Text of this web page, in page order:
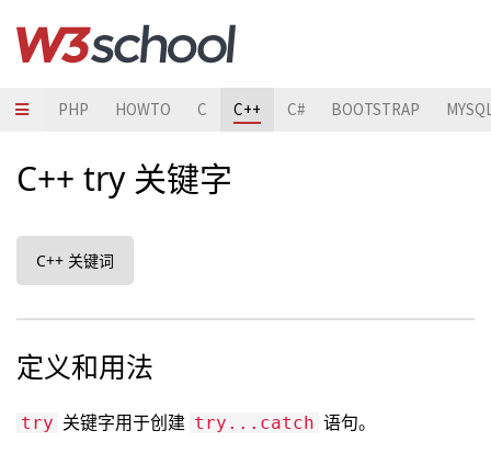
PHP HOWTO C C++ C# BOOTSTRAP
C++ try 关键字
C++ 关键词
定义和用法
try 关键字用于创建 try...catch 语句。